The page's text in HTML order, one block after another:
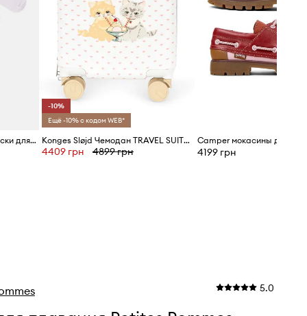
United Colors of Benetton Носки для детей 4 шт.
-10%
Ещё -10% с кодом WEB*
Konges Sløjd Чемодан TRAVEL SUITCASE
4409 грн 4899 грн 4199 грн
5.0